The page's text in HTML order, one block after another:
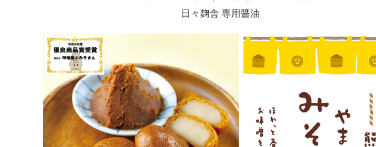
日々麹舎 専用醤油